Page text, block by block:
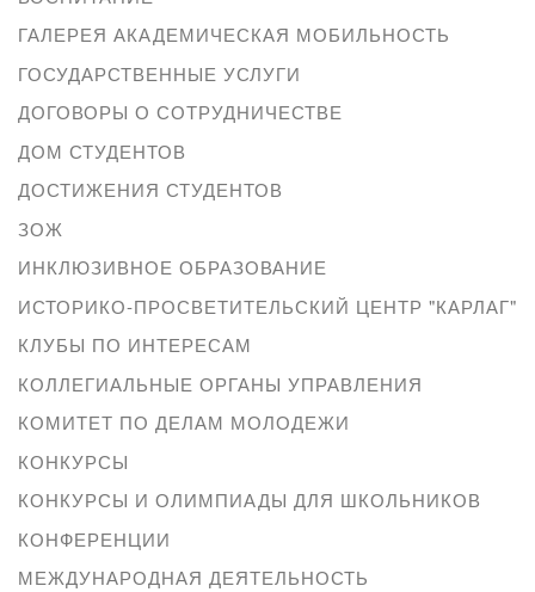
ГАЛЕРЕЯ АКАДЕМИЧЕСКАЯ МОБИЛЬНОСТЬ
ГОСУДАРСТВЕННЫЕ УСЛУГИ
ДОГОВОРЫ О СОТРУДНИЧЕСТВЕ
ДОМ СТУДЕНТОВ
ДОСТИЖЕНИЯ СТУДЕНТОВ
ЗОЖ
ИНКЛЮЗИВНОЕ ОБРАЗОВАНИЕ
ИСТОРИКО-ПРОСВЕТИТЕЛЬСКИЙ ЦЕНТР "КАРЛАГ"
КЛУБЫ ПО ИНТЕРЕСАМ
КОЛЛЕГИАЛЬНЫЕ ОРГАНЫ УПРАВЛЕНИЯ
КОМИТЕТ ПО ДЕЛАМ МОЛОДЕЖИ
КОНКУРСЫ
КОНКУРСЫ И ОЛИМПИАДЫ ДЛЯ ШКОЛЬНИКОВ
КОНФЕРЕНЦИИ
МЕЖДУНАРОДНАЯ ДЕЯТЕЛЬНОСТЬ